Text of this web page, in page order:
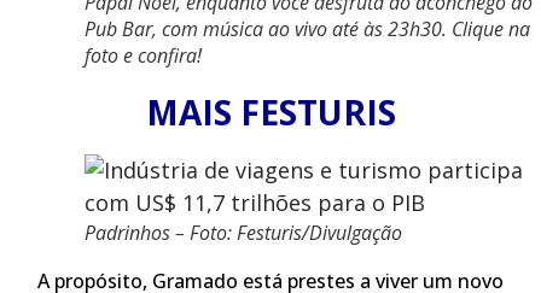
Pub Bar, com música ao vivo até às 23h30. Clique na
foto e confira!
MAIS FESTURIS
Padrinhos – Foto: Festuris/Divulgação
A propósito, Gramado está prestes a viver um novo